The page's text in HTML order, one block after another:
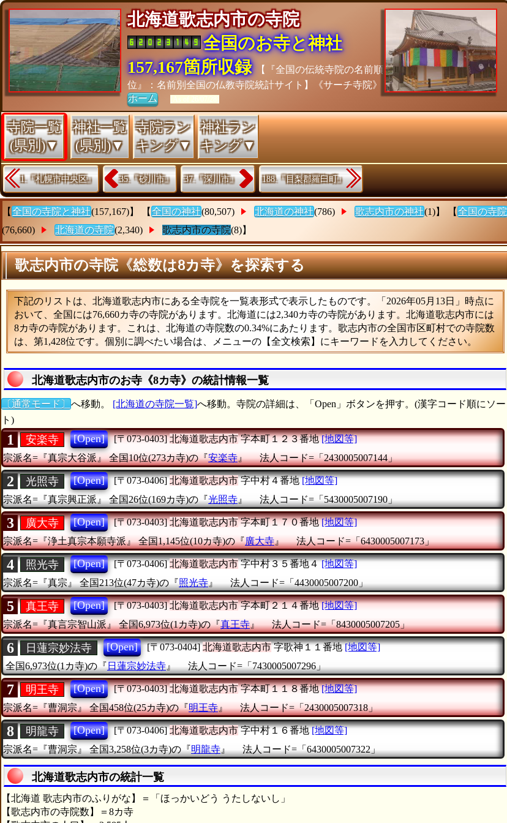
北海道歌志内市の寺院
全国のお寺と神社
157,167箇所収録
【『全国の伝統寺院の名前順
位』：名前別全国の仏教寺院統計サイト】《サーチ寺院》
ホーム
[As of 26/07/28]
寺院一覧
(県別)▼
神社一覧
(県別)▼
寺院ラン
キング▼
神社ラン
キング▼
1.『札幌市中央区』 35.『砂川市』 37.『深川市』 188.『目梨郡羅臼町』
【 全国の寺院と神社(157,167)】 【 全国の神社(80,507) 北海道の神社(786) 歌志内市の神社(1)】 【 全国の寺院
(76,660)
北海道の寺院(2,340) 歌志内市の寺院(8)】
歌志内市の寺院《総数は8カ寺》を探索する
下記のリストは、北海道歌志内市にある全寺院を一覧表形式で表示したものです。「2026年05月13日」時点に
おいて、全国には76,660カ寺の寺院があります。北海道には2,340カ寺の寺院があります。北海道歌志内市には
8カ寺の寺院があります。これは、北海道の寺院数の0.34%にあたります。歌志内市の全国市区町村での寺院数
は、第1,428位です。個別に調べたい場合は、メニューの【全文検索】にキーワードを入力してください。
北海道歌志内市のお寺《8カ寺》の統計情報一覧
〔通常モード〕 へ移動。 [北海道の寺院一覧]へ移動。寺院の詳細は、「Open」ボタンを押す。(漢字コード順にソー
ト)
1 安楽寺 [Open] [〒073-0403] 北海道歌志内市字本町１２３番地 [地図等]
宗派名=『真宗大谷派』 全国10位(273カ寺)の『安楽寺』 法人コード=「2430005007144」
2 光照寺 [Open] [〒073-0406] 北海道歌志内市字中村４番地 [地図等]
宗派名=『真宗興正派』
全国26位(169カ寺)の『光照寺 』 法人コード=「5430005007190」
3 廣大寺 [Open] [〒073-0403] 北海道歌志内市字本町１７０番地 [地図等]
宗派名=『浄土真宗本願寺派』 全国1,145位(10カ寺)の『廣大寺』 法人コード=「6430005007173」
4 照光寺 [Open] [〒073-0406] 北海道歌志内市字中村３５番地４ [地図等]
宗派名=『真宗』
全国213位(47カ寺)の『照光寺 』 法人コード=「4430005007200」
5 真王寺 [Open] [〒073-0403] 北海道歌志内市字本町２１４番地 [地図等]
宗派名=『真言宗智山派』 全国6,973位(1カ寺)の『真王寺』 法人コード=「8430005007205」
6 日蓮宗妙法寺 [Open] [〒073-0404] 北海道歌志内市字歌神１１番地 [地図等]
全国6,973位(1カ寺)の『 日蓮宗妙法寺 』 法人コード=「7430005007296」
7 明王寺 [Open] [〒073-0403] 北海道歌志内市字本町１１８番地 [地図等]
宗派名=『曹洞宗』 全国458位(25カ寺)の『明王寺』 法人コード=「2430005007318」
8 明龍寺 [Open] [〒073-0406] 北海道歌志内市字中村１６番地 [地図等]
宗派名=『曹洞宗』
全国3,258位(3カ寺)の『明龍寺 』 法人コード=「6430005007322」
北海道歌志内市の統計一覧
【北海道 歌志内市のふりがな】＝「ほっかいどう うたしないし」
【歌志内市の寺院数】＝8カ寺